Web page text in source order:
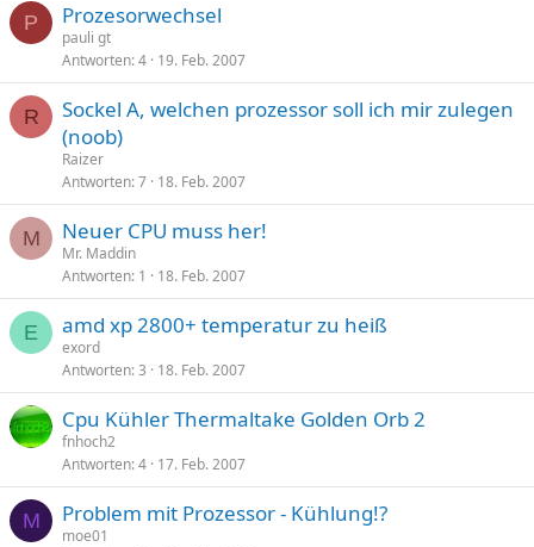
P Prozesorwechsel
pauli gt
Antworten 4 19. Feb. 2007
R
Sockel A, welchen prozessor soll ich mir zulegen
(noob)
Raizer
Antworten 7 18. Feb. 2007
M Neuer CPU muss her!
Mr. Maddin
Antworten 1 18. Feb. 2007
E amd xp 2800+ temperatur zu heiß
exord
Antworten 3 18. Feb. 2007
Cpu Kühler Thermaltake Golden Orb 2
fnhoch2
Antworten 4 17. Feb. 2007
M Problem mit Prozessor - Kühlung!?
moe01